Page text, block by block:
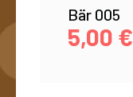
Bär 005
5,00 €